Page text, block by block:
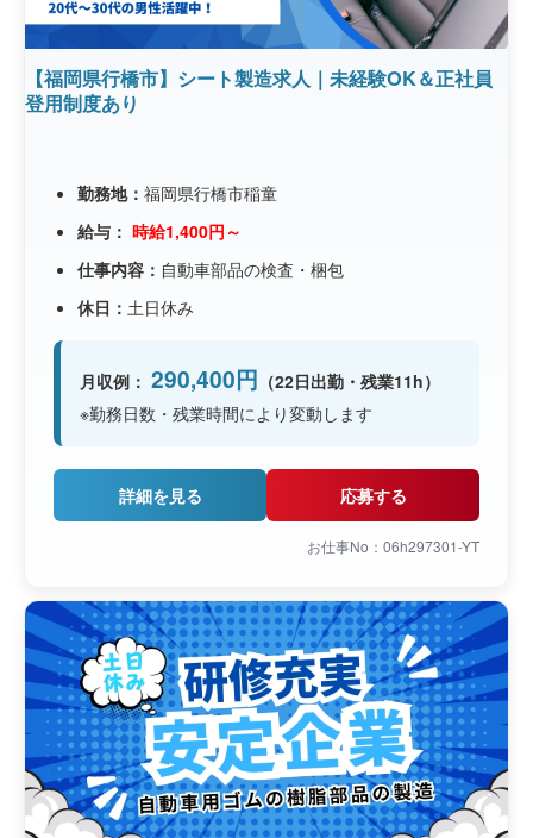
【福岡県行橋市】シート製造求人｜未経験OK＆正社員
登用制度あり
勤務地： 福岡県行橋市稲童
給与： 時給1,400円～
仕事内容： 自動車部品の検査・梱包
休日： 土日休み
月収例： 290,400円 （22日出勤・残業11h）
※勤務日数・残業時間により変動します
詳細を見る 応募する
お仕事No：06h297301-YT